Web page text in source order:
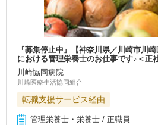
『募集停止中』【神奈川県／川崎市川
における管理栄養士のお仕事です♪＜正
川崎協同病院
川崎医療生活協同組合
転職支援サービス経由
管理栄養士・栄養士 / 正職員